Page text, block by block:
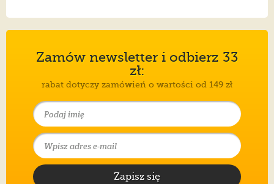
Zamów newsletter i odbierz 33
zł:
rabat dotyczy zamówień o wartości od 149 zł
Zapisz się